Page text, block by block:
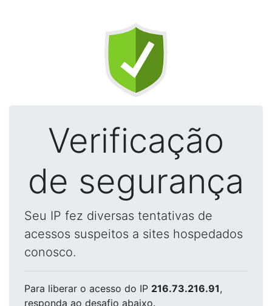
Verificação
de segurança
Seu IP fez diversas tentativas de
acessos suspeitos a sites hospedados
conosco.
Para liberar o acesso do IP 216.73.216.91,
responda ao desafio abaixo.